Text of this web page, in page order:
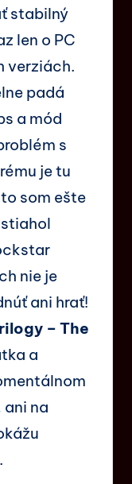
stabilný
len o PC
verziách.
padá
a mód
s
je tu
som ešte
nie je
ani hrať!
– The
a
ani na